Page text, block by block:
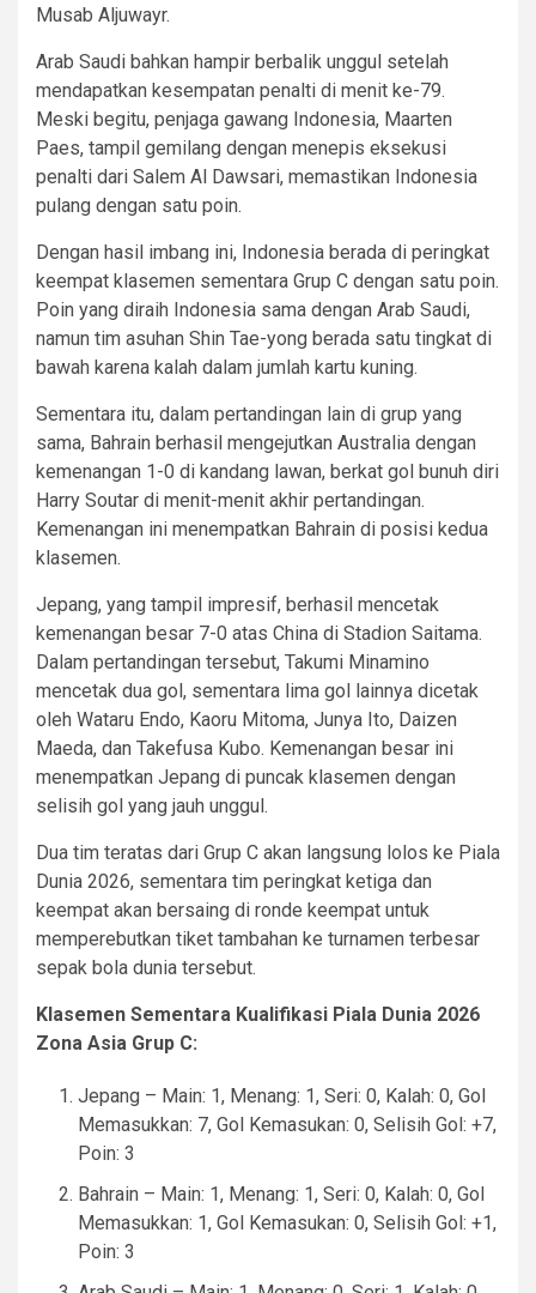
Musab Aljuwayr.
Arab Saudi bahkan hampir berbalik unggul setelah
mendapatkan kesempatan penalti di menit ke-79.
Meski begitu, penjaga gawang Indonesia, Maarten
Paes, tampil gemilang dengan menepis eksekusi
penalti dari Salem Al Dawsari, memastikan Indonesia
pulang dengan satu poin.
Dengan hasil imbang ini, Indonesia berada di peringkat
keempat klasemen sementara Grup C dengan satu poin.
Poin yang diraih Indonesia sama dengan Arab Saudi,
namun tim asuhan Shin Tae-yong berada satu tingkat di
bawah karena kalah dalam jumlah kartu kuning.
Sementara itu, dalam pertandingan lain di grup yang
sama, Bahrain berhasil mengejutkan Australia dengan
kemenangan 1-0 di kandang lawan, berkat gol bunuh diri
Harry Soutar di menit-menit akhir pertandingan.
Kemenangan ini menempatkan Bahrain di posisi kedua
klasemen.
Jepang, yang tampil impresif, berhasil mencetak
kemenangan besar 7-0 atas China di Stadion Saitama.
Dalam pertandingan tersebut, Takumi Minamino
mencetak dua gol, sementara lima gol lainnya dicetak
oleh Wataru Endo, Kaoru Mitoma, Junya Ito, Daizen
Maeda, dan Takefusa Kubo. Kemenangan besar ini
menempatkan Jepang di puncak klasemen dengan
selisih gol yang jauh unggul.
Dua tim teratas dari Grup C akan langsung lolos ke Piala
Dunia 2026, sementara tim peringkat ketiga dan
keempat akan bersaing di ronde keempat untuk
memperebutkan tiket tambahan ke turnamen terbesar
sepak bola dunia tersebut.
Klasemen Sementara Kualifikasi Piala Dunia 2026
Zona Asia Grup C:
Jepang – Main: 1, Menang: 1, Seri: 0, Kalah: 0, Gol
Memasukkan: 7, Gol Kemasukan: 0, Selisih Gol: +7,
Poin: 3
Bahrain – Main: 1, Menang: 1, Seri: 0, Kalah: 0, Gol
Memasukkan: 1, Gol Kemasukan: 0, Selisih Gol: +1,
Poin: 3